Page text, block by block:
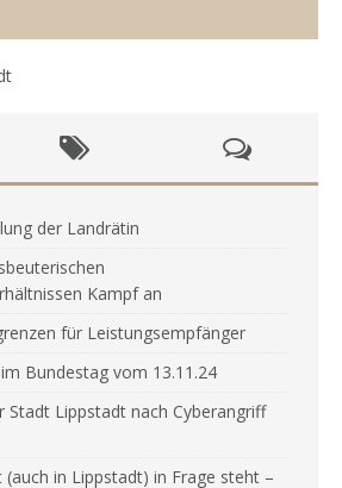
der Landrätin
Kampf an
für Leistungsempfänger
Bundestag vom 13.11.24
Lippstadt nach Cyberangriff
(auch in Lippstadt) in Frage steht –